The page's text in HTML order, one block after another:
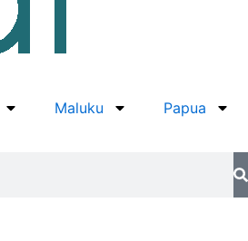
Maluku Papua